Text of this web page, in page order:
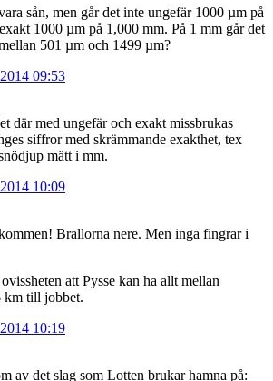
sån, men går det inte ungefär 1000 µm på
1000 µm på 1,000 mm. På 1 mm går det
501 µm och 1499 µm?
09:53
där med ungefär och exakt missbrukas
siffror med skrämmande exakthet, tex
mätt i mm.
10:09
Brallorna nere. Men inga fingrar i
att Pysse kan ha allt mellan
till jobbet.
10:19
av det slag som Lotten brukar hamna på: